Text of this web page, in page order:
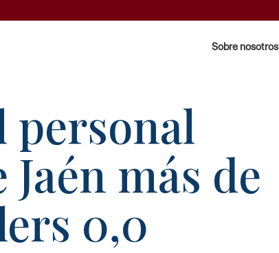
Sobre nosotros
personal
más de
0,0